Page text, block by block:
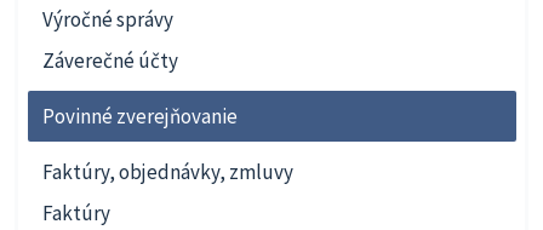
Výročné správy
Záverečné účty
Povinné zverejňovanie
Faktúry, objednávky, zmluvy
Faktúry